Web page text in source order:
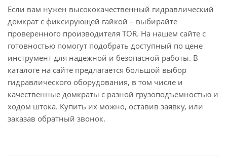
Если вам нужен высококачественный гидравлический
домкрат с фиксирующей гайкой – выбирайте
проверенного производителя TOR. На нашем сайте с
готовностью помогут подобрать доступный по цене
инструмент для надежной и безопасной работы. В
каталоге на сайте предлагается большой выбор
гидравлического оборудования, в том числе и
качественные домкраты с разной грузоподъемностью и
ходом штока. Купить их можно, оставив заявку, или
заказав обратный звонок.